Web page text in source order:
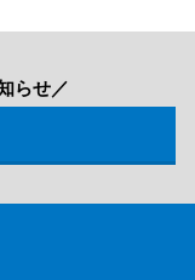
らせ／